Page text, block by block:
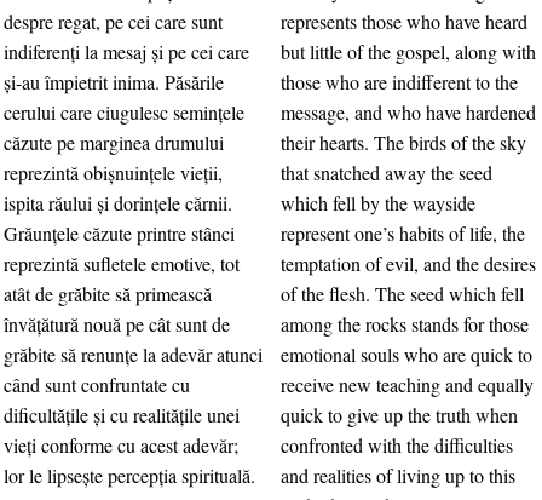
despre regat, pe cei care sunt
indiferenţi la mesaj şi pe cei care
şi-au împietrit inima. Păsările
cerului care ciugulesc seminţele
căzute pe marginea drumului
reprezintă obişnuinţele vieţii,
ispita răului şi dorinţele cărnii.
Grăunţele căzute printre stânci
reprezintă sufletele emotive, tot
atât de grăbite să primească
învăţătură nouă pe cât sunt de
grăbite să renunţe la adevăr atunci
când sunt confruntate cu
dificultăţile şi cu realităţile unei
vieţi conforme cu acest adevăr;
lor le lipseşte percepţia spirituală.
represents those who have heard
but little of the gospel, along with
those who are indifferent to the
message, and who have hardened
their hearts. The birds of the sky
that snatched away the seed
which fell by the wayside
represent one’s habits of life, the
temptation of evil, and the desires
of the flesh. The seed which fell
among the rocks stands for those
emotional souls who are quick to
receive new teaching and equally
quick to give up the truth when
confronted with the difficulties
and realities of living up to this